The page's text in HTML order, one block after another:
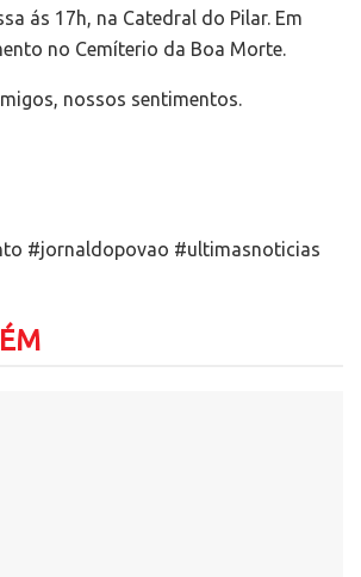
ás 17h, na Catedral do Pilar. Em
no Cemíterio da Boa Morte.
nossos sentimentos.
#jornaldopovao #ultimasnoticias